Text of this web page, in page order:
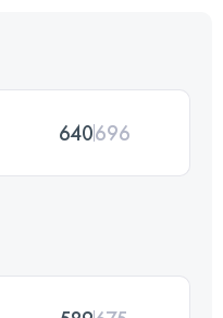
640696